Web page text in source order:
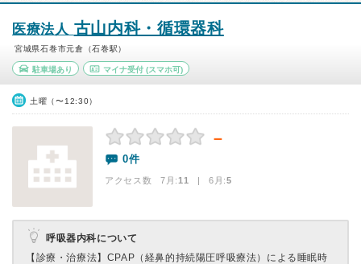
医療法人 古山内科・循環器科
宮城県石巻市元倉（石巻駅）
駐車場あり マイナ受付(スマホ可)
土曜（〜12:30）
－
0件
アクセス数 7月:11 | 6月:5
呼吸器内科について
【診療・治療法】 CPAP（経鼻的持続陽圧呼吸療法）による睡眠時